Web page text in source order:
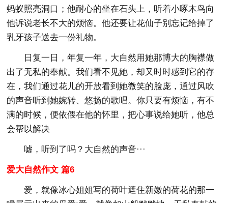
蚂蚁照亮洞口；他耐心的坐在石头上，听着小啄木鸟向
他诉说老长不大的烦恼。他还要让花仙子别忘记给掉了
乳牙孩子送去一份礼物。
日复一日，年复一年，大自然用她那博大的胸襟做
出了无私的奉献。我们看不见她，却又时时感到它的存
在，我们通过花儿的开放看到她微笑的脸庞，通过风吹
的声音听到她婉转、悠扬的歌唱。你只要有烦恼，有不
满的时候，便依偎在他的怀里，把心事说给她听，他总
会帮以解决
嘘，听到了吗？大自然的声音···
爱大自然作文 篇6
爱，就像冰心姐姐写的荷叶遮住新嫩的荷花的那一